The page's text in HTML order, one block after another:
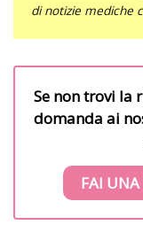
di notizie mediche
Se non trovi la
domanda ai
FAI UNA